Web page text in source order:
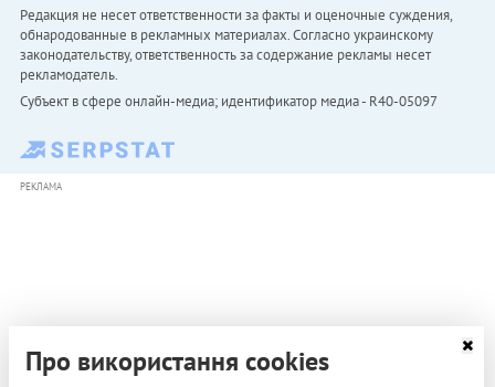
Редакция не несет ответственности за факты и оценочные суждения,
обнародованные в рекламных материалах. Согласно украинскому
законодательству, ответственность за содержание рекламы несет
рекламодатель.
Субъект в сфере онлайн-медиа; идентификатор медиа - R40-05097
РЕКЛАМА
Про використання cookies